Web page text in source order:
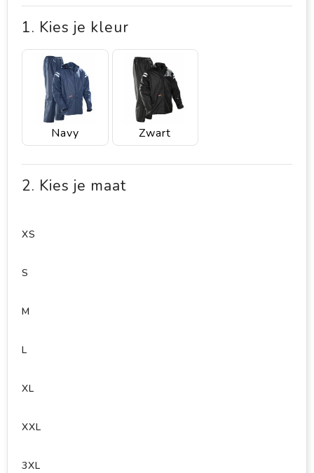
1. Kies je kleur
Navy Zwart
2. Kies je maat
XS
S
M
L
XL
XXL
3XL